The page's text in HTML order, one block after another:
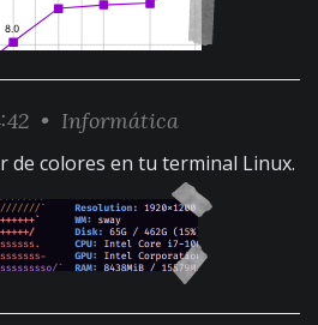
• Informática
de colores en tu terminal Linux.